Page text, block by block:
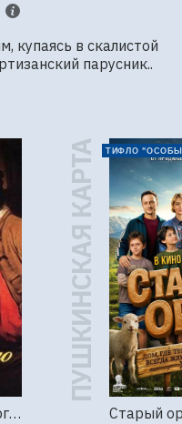
купаясь в скалистой
парусник..
Труффальдино из Бергамо (1976г., Ленфильм, 2 серии)
ПУШКИНСКАЯ КАРТА ТИФЛО
Старый